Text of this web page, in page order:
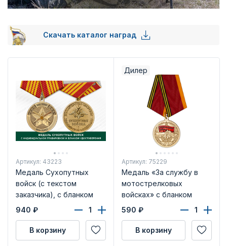
Скачать каталог наград
Артикул: 43223
Медаль Сухопутных
войск (с текстом
заказчика), с бланком
удостоверения
940 ₽
В корзину
Дилер
Артикул: 75229
Медаль «За службу в
мотострелковых
войсках» с бланком
удостоверения
590 ₽
В корзину